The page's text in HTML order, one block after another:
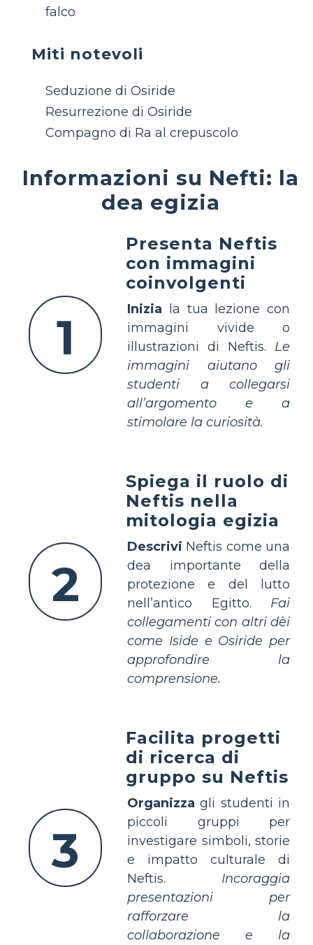
falco
Miti notevoli
Seduzione di Osiride
Resurrezione di Osiride
Compagno di Ra al crepuscolo
Informazioni su Nefti: la
dea egizia
1
Presenta Neftis
con immagini
coinvolgenti
Inizia la tua lezione con
immagini vivide o
illustrazioni di Neftis. Le
immagini aiutano gli
studenti a collegarsi
all’argomento e a
stimolare la curiosità.
2
Spiega il ruolo di
Neftis nella
mitologia egizia
Descrivi Neftis come una
dea importante della
protezione e del lutto
nell’antico Egitto. Fai
collegamenti con altri dèi
come Iside e Osiride per
approfondire la
comprensione.
3
Facilita progetti
di ricerca di
gruppo su Neftis
Organizza gli studenti in
piccoli gruppi per
investigare simboli, storie
e impatto culturale di
Neftis. Incoraggia
presentazioni per
rafforzare la
collaborazione e la